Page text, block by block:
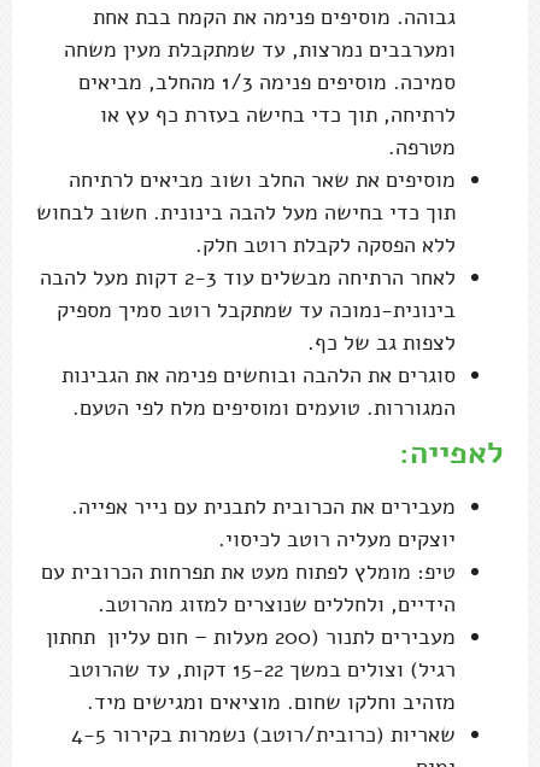
גבוהה. מוסיפים פנימה את הקמח בבת אחת
ומערבבים נמרצות, עד שמתקבלת מעין משחה
סמיכה. מוסיפים פנימה 1/3 מהחלב, מביאים
לרתיחה, תוך כדי בחישה בעזרת כף עץ או
מטרפה.
מוסיפים את שאר החלב ושוב מביאים לרתיחה
תוך כדי בחישה מעל להבה בינונית. חשוב לבחוש
ללא הפסקה לקבלת רוטב חלק.
לאחר הרתיחה מבשלים עוד 2-3 דקות מעל להבה
בינונית-נמוכה עד שמתקבל רוטב סמיך מספיק
לצפות גב של כף.
סוגרים את הלהבה ובוחשים פנימה את הגבינות
המגוררות. טועמים ומוסיפים מלח לפי הטעם.
לאפייה:
מעבירים את הכרובית לתבנית עם נייר אפייה.
יוצקים מעליה רוטב לכיסוי.
טיפ: מומלץ לפתוח מעט את תפרחות הכרובית עם
הידיים, ולחללים שנוצרים למזוג מהרוטב.
מעבירים לתנור (200 מעלות – חום עליון תחתון
רגיל) וצולים במשך 15-22 דקות, עד שהרוטב
מזהיב וחלקו שחום. מוציאים ומגישים מיד.
שאריות (כרובית/רוטב) נשמרות בקירור 4-5